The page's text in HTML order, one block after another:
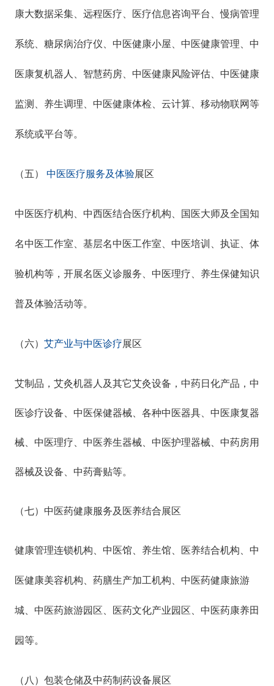
康大数据采集、远程医疗、医疗信息咨询平台、慢病管理
系统、糖尿病治疗仪、中医健康小屋、中医健康管理、中
医康复机器人、 智慧药房、中医健康风险评估、中医健康
监测、养生调理、中医健康体检、云计算、移动物联网等
系统或平台等。
（五） 中医医疗服务及体验展区
中医医疗机构、中西医结合医疗机构、国医大师及全国知
名中医工作室、基层名中医工作室、中医培训、执证、体
验机构等，开展名医义诊服务、中医理疗、养生保健知识
普及体验活动等。
（六） 艾产业与中医诊疗展区
艾制品，艾灸机器人及其它艾灸设备，中药日化产品，中
医诊疗设备 、中医保健器械、各种中医器具、中医康复器
械、中医理疗、中医养生器械、中医护理器械、中药房用
器械及设备、中药膏贴等。
（七）中医药健康服务及医养结合展区
健康管理连锁机构、中医馆、养生馆、医养结合机构、中
医健康美容机构、药膳生产加工机构、中医药健康旅游
城、中医药旅游园区、医药文化产业园区、中医药康养田
园等。
（ 八 ） 包装仓储及中药制药设备展区